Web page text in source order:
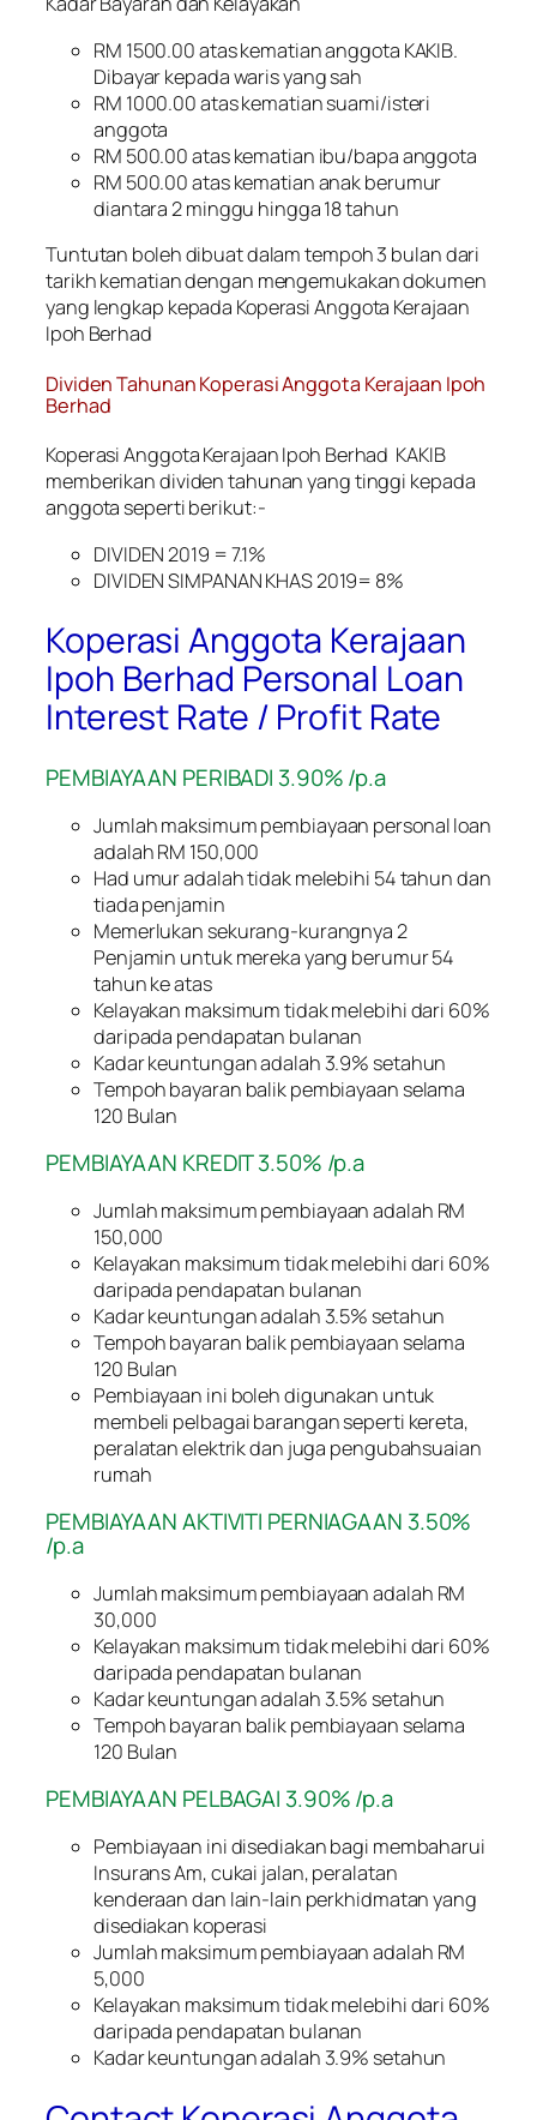
RM 1500.00 atas kematian anggota KAKIB.
Dibayar kepada waris yang sah
RM 1000.00 atas kematian suami/isteri
anggota
RM 500.00 atas kematian ibu/bapa anggota
RM 500.00 atas kematian anak berumur
diantara 2 minggu hingga 18 tahun
Tuntutan boleh dibuat dalam tempoh 3 bulan dari
tarikh kematian dengan mengemukakan dokumen
yang lengkap kepada Koperasi Anggota Kerajaan
Ipoh Berhad
Dividen Tahunan Koperasi Anggota Kerajaan Ipoh
Berhad
Koperasi Anggota Kerajaan Ipoh Berhad KAKIB
memberikan dividen tahunan yang tinggi kepada
anggota seperti berikut:-
DIVIDEN 2019 = 7.1%
DIVIDEN SIMPANAN KHAS 2019= 8%
Koperasi Anggota Kerajaan
Ipoh Berhad Personal Loan
Interest Rate / Profit Rate
PEMBIAYAAN PERIBADI 3.90% /p.a
Jumlah maksimum pembiayaan personal loan
adalah RM 150,000
Had umur adalah tidak melebihi 54 tahun dan
tiada penjamin
Memerlukan sekurang-kurangnya 2
Penjamin untuk mereka yang berumur 54
tahun ke atas
Kelayakan maksimum tidak melebihi dari 60%
daripada pendapatan bulanan
Kadar keuntungan adalah 3.9% setahun
Tempoh bayaran balik pembiayaan selama
120 Bulan
PEMBIAYAAN KREDIT 3.50% /p.a
Jumlah maksimum pembiayaan adalah RM
150,000
Kelayakan maksimum tidak melebihi dari 60%
daripada pendapatan bulanan
Kadar keuntungan adalah 3.5% setahun
Tempoh bayaran balik pembiayaan selama
120 Bulan
Pembiayaan ini boleh digunakan untuk
membeli pelbagai barangan seperti kereta,
peralatan elektrik dan juga pengubahsuaian
rumah
PEMBIAYAAN AKTIVITI PERNIAGAAN 3.50%
/p.a
Jumlah maksimum pembiayaan adalah RM
30,000
Kelayakan maksimum tidak melebihi dari 60%
daripada pendapatan bulanan
Kadar keuntungan adalah 3.5% setahun
Tempoh bayaran balik pembiayaan selama
120 Bulan
PEMBIAYAAN PELBAGAI 3.90% /p.a
Pembiayaan ini disediakan bagi membaharui
Insurans Am, cukai jalan, peralatan
kenderaan dan lain-lain perkhidmatan yang
disediakan koperasi
Jumlah maksimum pembiayaan adalah RM
5,000
Kelayakan maksimum tidak melebihi dari 60%
daripada pendapatan bulanan
Kadar keuntungan adalah 3.9% setahun